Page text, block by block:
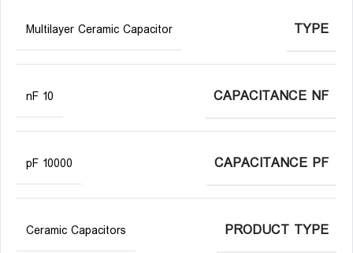
TYPE
Multilayer Ceramic Capacitor
CAPACITANCE NF
10 nF
CAPACITANCE PF
10000 pF
PRODUCT TYPE
Ceramic Capacitors